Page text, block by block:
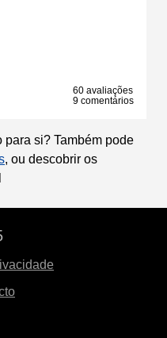
60 avaliações
9 comentários
para si? Também pode
, ou descobrir os